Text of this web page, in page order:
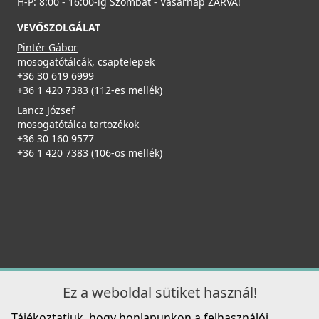
MKKTRA86
Részletek
Részletek
ELLECI - Tároló edény egyrészes gourmet 433 HPL
kerettel - Arany
KD011065GD
83 990 Ft
ELLECI - Mosogatótálca Sintesi 480 K82 arany
VEVŐSZOLGÁLAT
Pintér Gábor
mosogatótálcák, csaptelepek
+36 30 619 6999
+36 1 420 7383 (112-es mellék)
Lancz József
mosogatótálca tartozékok
+36 30 160 9577
+36 1 420 7383 (106-os mellék)
Ez a weboldal sütiket használ!